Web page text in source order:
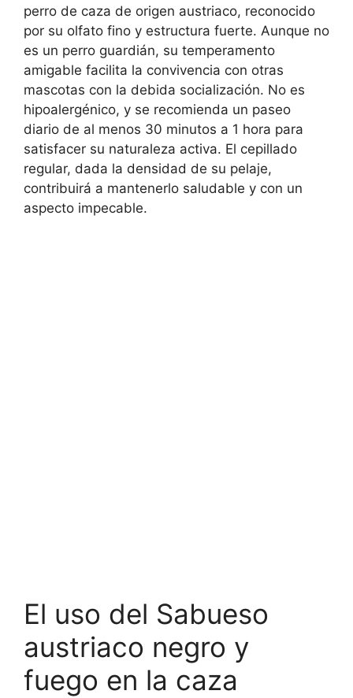
perro de caza de origen austriaco, reconocido
por su olfato fino y estructura fuerte. Aunque no
es un perro guardián, su temperamento
amigable facilita la convivencia con otras
mascotas con la debida socialización. No es
hipoalergénico, y se recomienda un paseo
diario de al menos 30 minutos a 1 hora para
satisfacer su naturaleza activa. El cepillado
regular, dada la densidad de su pelaje,
contribuirá a mantenerlo saludable y con un
aspecto impecable.
El uso del Sabueso
austriaco negro y
fuego en la caza